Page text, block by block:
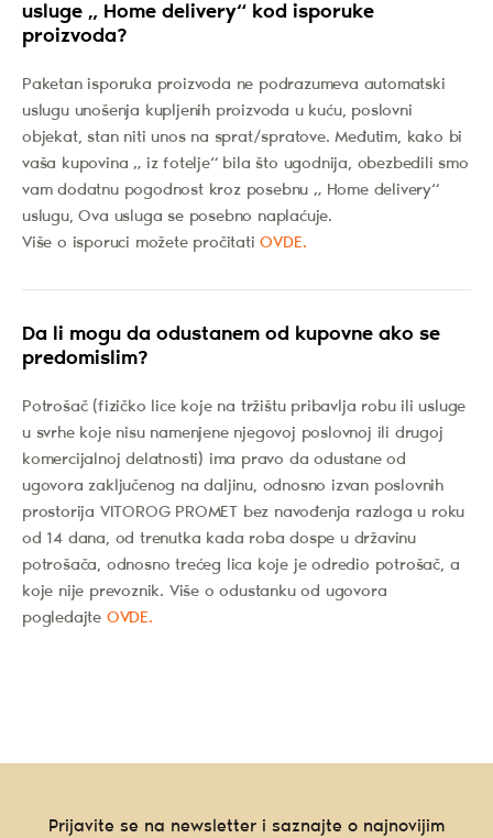
usluge „ Home delivery“ kod isporuke
proizvoda?
Paketan isporuka proizvoda ne podrazumeva automatski
uslugu unošenja kupljenih proizvoda u kuću, poslovni
objekat, stan niti unos na sprat/spratove. Međutim, kako bi
vaša kupovina „ iz fotelje“ bila što ugodnija, obezbedili smo
vam dodatnu pogodnost kroz posebnu „ Home delivery“
uslugu, Ova usluga se posebno naplaćuje.
Više o isporuci možete pročitatiOVDE.
Da li mogu da odustanem od kupovne ako se
predomislim?
Potrošač (fizičko lice koje na tržištu pribavlja robu ili usluge
u svrhe koje nisu namenjene njegovoj poslovnoj ili drugoj
komercijalnoj delatnosti) ima pravo da odustane od
ugovora zaključenog na daljinu, odnosno izvan poslovnih
prostorija VITOROG PROMET bez navođenja razloga u roku
od 14 dana, od trenutka kada roba dospe u državinu
potrošača, odnosno trećeg lica koje je odredio potrošač, a
koje nije prevoznik. Više o odustanku od ugovora
pogledajte OVDE.
Prijavite se na newsletter i saznajte o najnovijim